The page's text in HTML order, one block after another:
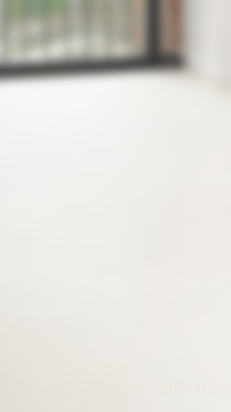
© Le Studio